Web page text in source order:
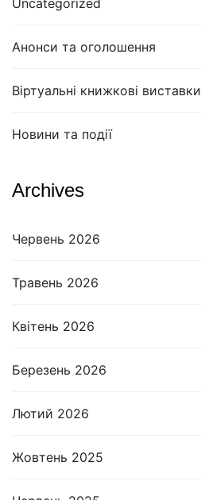
Uncategorized
Анонси та оголошення
Віртуальні книжкові виставки
Новини та події
Archives
Червень 2026
Травень 2026
Квітень 2026
Березень 2026
Лютий 2026
Жовтень 2025